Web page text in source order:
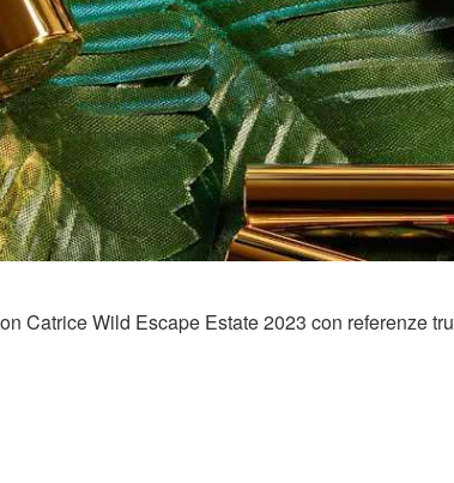
Catrice Wild Escape Estate 2023 con referenze